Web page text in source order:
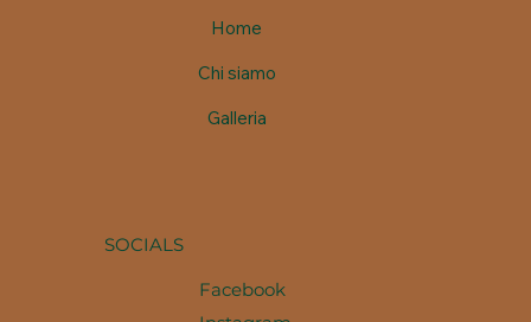
Home
Chi siamo
Galleria
SOCIALS
Facebook